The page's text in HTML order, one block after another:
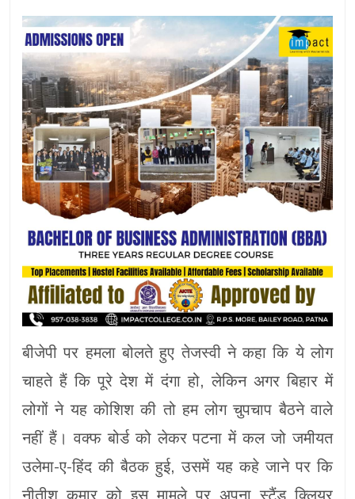
बीजेपी पर हमला बोलते हुए तेजस्वी ने कहा कि ये लोग
चाहते हैं कि पूरे देश में दंगा हो, लेकिन अगर बिहार में
लोगों ने यह कोशिश की तो हम लोग चुपचाप बैठने वाले
नहीं हैं। वक्फ बोर्ड को लेकर पटना में कल जो जमीयत
उलेमा-ए-हिंद की बैठक हुई, उसमें यह कहे जाने पर कि
नीतीश कुमार को इस मामले पर अपना स्टैंड क्लियर